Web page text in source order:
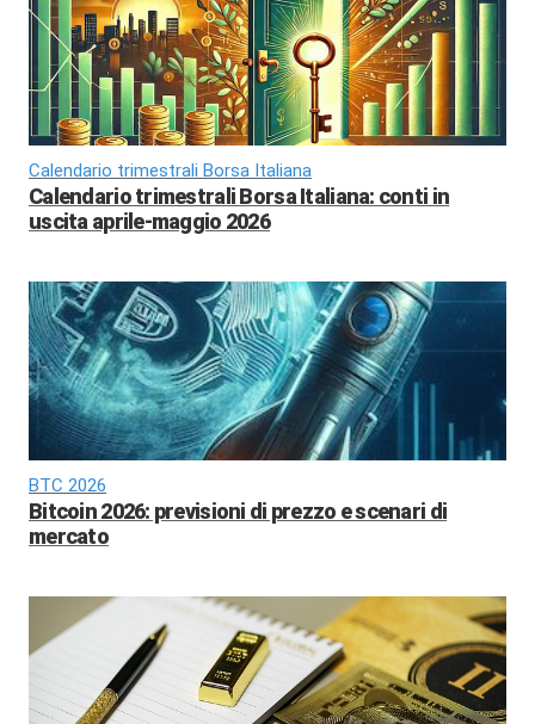
Calendario trimestrali Borsa Italiana
Calendario trimestrali Borsa Italiana: conti in
uscita aprile-maggio 2026
BTC 2026
Bitcoin 2026: previsioni di prezzo e scenari di
mercato